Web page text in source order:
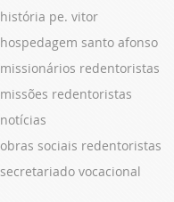
história pe. vitor
hospedagem santo afonso
missionários redentoristas
missões redentoristas
notícias
obras sociais redentoristas
secretariado vocacional